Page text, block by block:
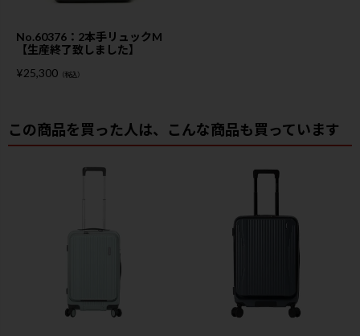
No.60376：2本手リュックM
【生産終了致しました】
¥25,300 （税込）
この商品を買った人は、こんな商品も買っています